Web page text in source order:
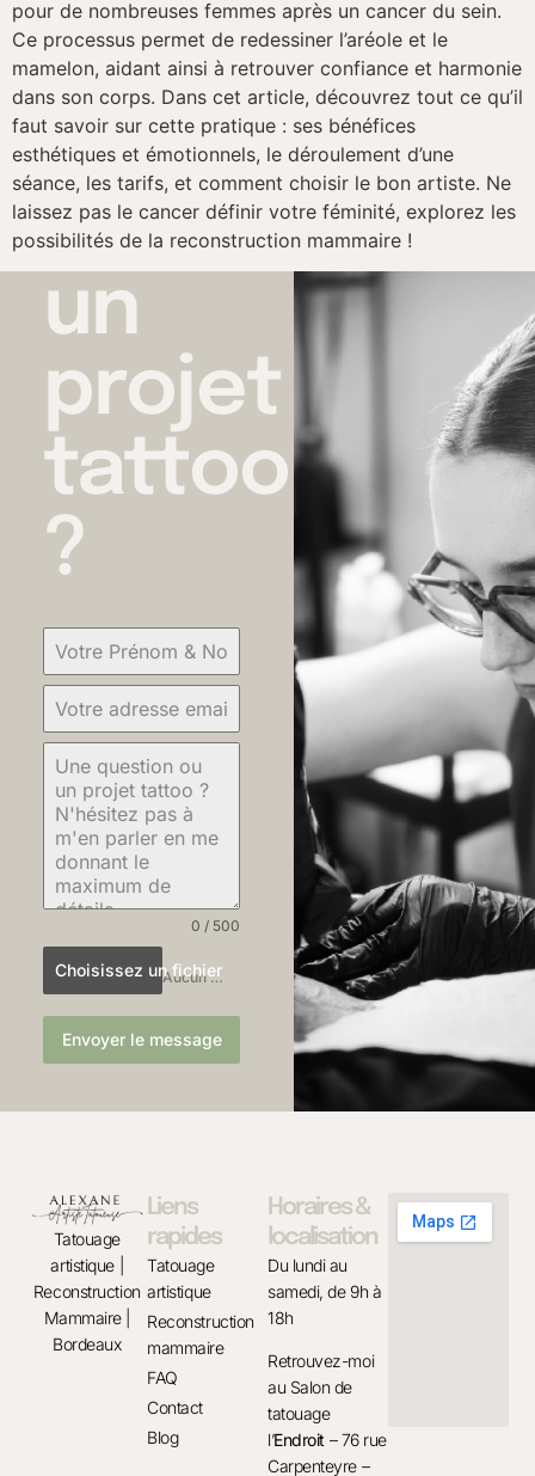
pour de nombreuses femmes après un cancer du sein.
Ce processus permet de redessiner l’aréole et le
mamelon, aidant ainsi à retrouver confiance et harmonie
dans son corps. Dans cet article, découvrez tout ce qu’il
faut savoir sur cette pratique : ses bénéfices
esthétiques et émotionnels, le déroulement d’une
séance, les tarifs, et comment choisir le bon artiste. Ne
laissez pas le cancer définir votre féminité, explorez les
possibilités de la reconstruction mammaire !
un
projet
tattoo
?
0 / 500
Choisissez un fichier
Aucun fichier sélectionné
Envoyer le message
Tatouage
artistique |
Reconstruction
Mammaire |
Bordeaux
Liens
rapides
Tatouage
artistique
Reconstruction
mammaire
FAQ
Contact
Blog
Horaires &
localisation
Du lundi au
samedi, de 9h à
18h
Retrouvez-moi
au Salon de
tatouage
l’Endroit – 76 rue
Carpenteyre –